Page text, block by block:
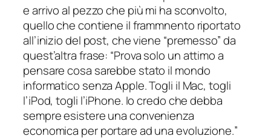
e arrivo al pezzo che più mi ha sconvolto,
quello che contiene il frammnento riportato
all’inizio del post, che viene “premesso” da
quest’altra frase: “Prova solo un attimo a
pensare cosa sarebbe stato il mondo
informatico senza Apple. Togli il Mac, togli
l’iPod, togli l’iPhone. Io credo che debba
sempre esistere una convenienza
economica per portare ad una evoluzione.”